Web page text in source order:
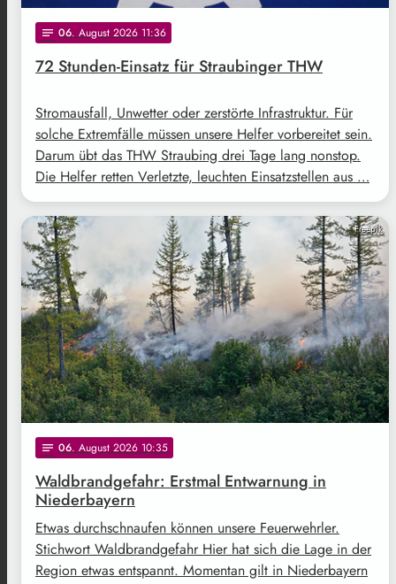
notes 06. August 2026 11:36
72 Stunden-Einsatz für Straubinger THW
Stromausfall, Unwetter oder zerstörte Infrastruktur. Für
solche Extremfälle müssen unsere Helfer vorbereitet sein.
Darum übt das THW Straubing drei Tage lang nonstop.
Die Helfer retten Verletzte, leuchten Einsatzstellen aus …
Freepik
notes 06. August 2026 10:35
Waldbrandgefahr: Erstmal Entwarnung in
Niederbayern
Etwas durchschnaufen können unsere Feuerwehrler.
Stichwort Waldbrandgefahr Hier hat sich die Lage in der
Region etwas entspannt. Momentan gilt in Niederbayern